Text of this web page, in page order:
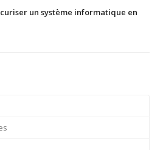
un système informatique en